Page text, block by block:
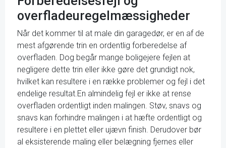
overfladeuregelmæssigheder
Når det kommer til at male din garagedør, er en af de
mest afgørende trin en ordentlig forberedelse af
overfladen. Dog begår mange boligejere fejlen at
negligere dette trin eller ikke gøre det grundigt nok,
hvilket kan resultere i en række problemer og fejl i det
endelige resultat.En almindelig fejl er ikke at rense
overfladen ordentligt inden malingen. Støv, snavs og
snavs kan forhindre malingen i at hæfte ordentligt og
resultere i en plettet eller ujævn finish. Derudover bør
al eksisterende maling eller belægning fjernes eller